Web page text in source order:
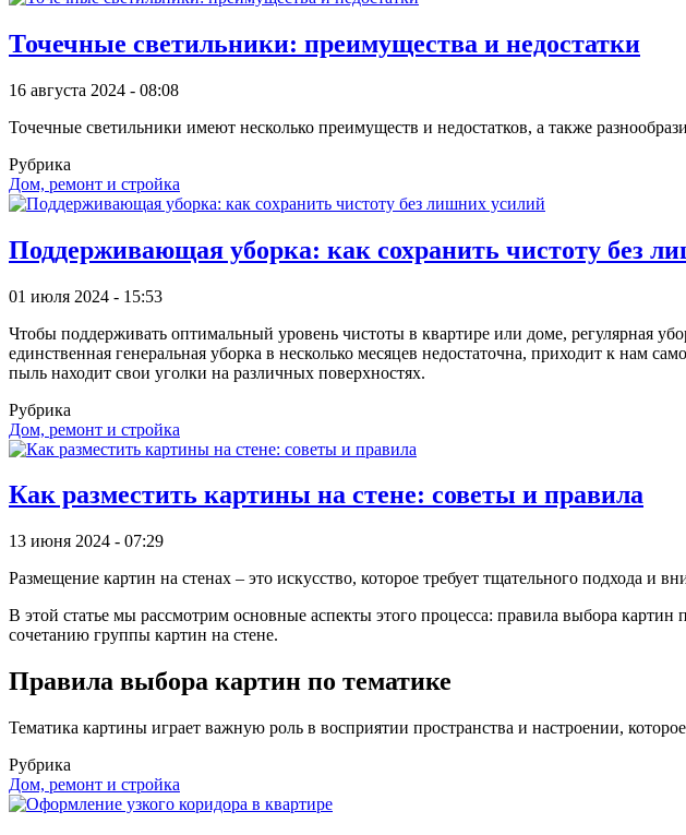
Точечные светильники: преимущества и недостатки
16 августа 2024 - 08:08
Точечные светильники имеют несколько преимуществ и недостатков, а также
Рубрика
Дом, ремонт и стройка
Поддерживающая уборка: как сохранить чистоту без
01 июля 2024 - 15:53
Чтобы поддерживать оптимальный уровень чистоты в квартире или доме, регулярная
единственная генеральная уборка в несколько месяцев недостаточна, приходит к нам
пыль находит свои уголки на различных поверхностях.
Рубрика
Дом, ремонт и стройка
Как разместить картины на стене: советы и правила
13 июня 2024 - 07:29
Размещение картин на стенах – это искусство, которое требует тщательного подхода и
В этой статье мы рассмотрим основные аспекты этого процесса: правила выбора
сочетанию группы картин на стене.
Правила выбора картин по тематике
Тематика картины играет важную роль в восприятии пространства и настроении,
Рубрика
Дом, ремонт и стройка